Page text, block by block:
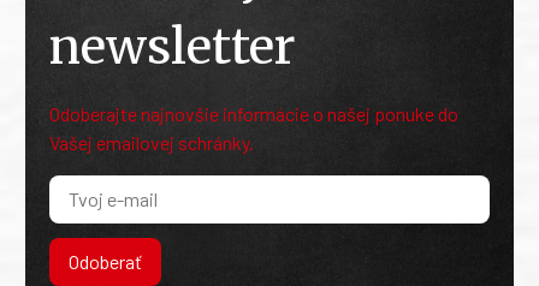
newsletter
Odoberajte najnovšie informácie o našej ponuke do
Vašej emailovej schránky.
Odoberať